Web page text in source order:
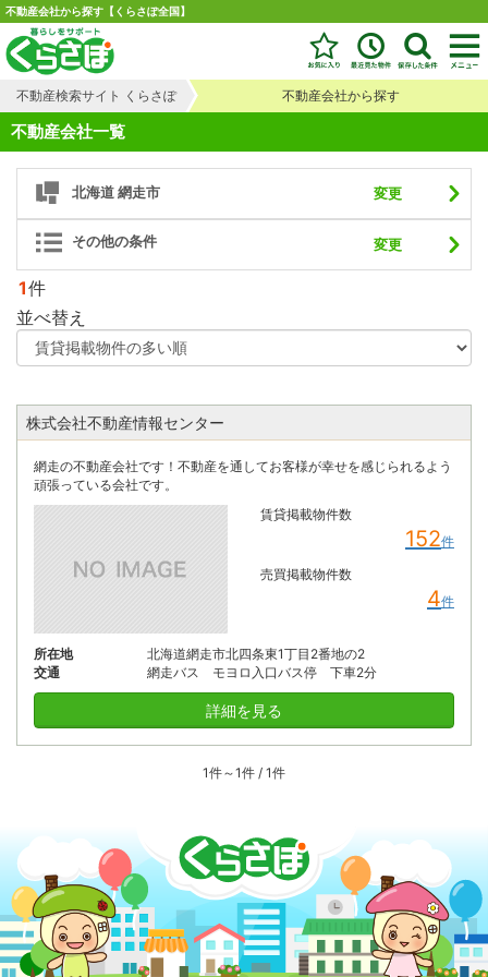
不動産会社から探す【くらさぽ全国】
不動産検索サイト くらさぽ 不動産会社から探す
不動産会社一覧
北海道 網走市 変更
その他の条件 変更
1件
並べ替え
株式会社不動産情報センター
網走の不動産会社です！不動産を通してお客様が幸せを感じられるよう
頑張っている会社です。
賃貸掲載物件数
152件
売買掲載物件数
4件
所在地
北海道網走市北四条東1丁目2番地の2
交通
網走バス モヨロ入口バス停 下車2分
詳細を見る
1件～1件 / 1件